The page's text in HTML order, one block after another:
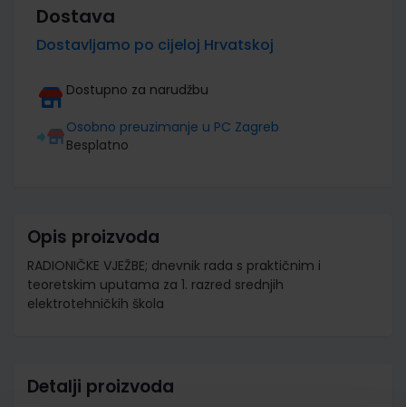
Dostava
Dostavljamo po cijeloj Hrvatskoj
Dostupno za narudžbu
Osobno preuzimanje u PC Zagreb
Besplatno
Opis proizvoda
RADIONIČKE VJEŽBE; dnevnik rada s praktičnim i
teoretskim uputama za 1. razred srednjih
elektrotehničkih škola
Detalji proizvoda